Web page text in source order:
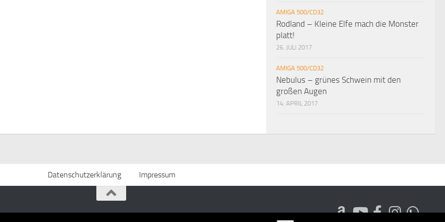
AMIGA 500/CD32
Rodland – Kleine Elfe mach die Monster
platt!
26. JULI 2017
AMIGA 500/CD32
Nebulus – grünes Schwein mit den
großen Augen
14. APRIL 2017
Datenschutzerklärung Impressum